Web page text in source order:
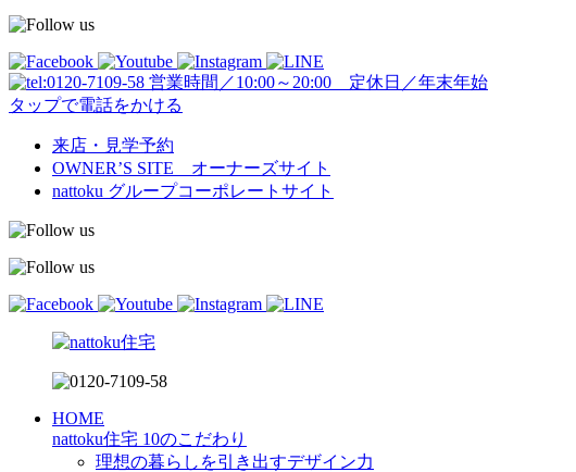
営業時間／10:00～20:00 定休日／年末年始
タップで電話をかける
来店・見学予約
OWNER’S SITE オーナーズサイト
nattoku グループコーポレートサイト
HOME
nattoku住宅 10のこだわり
理想の暮らしを引き出すデザイン力